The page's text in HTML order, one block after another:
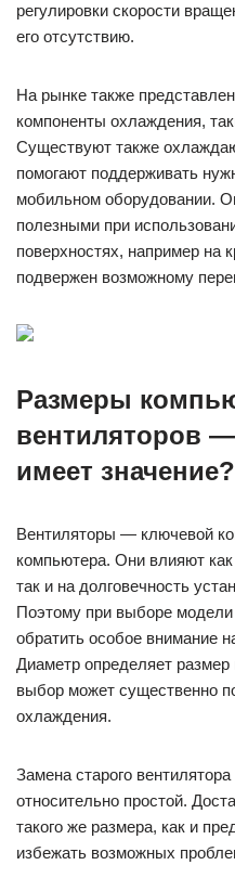
регулировки скорости
его отсутствию.
На рынке также
компоненты охлаждения,
Существуют также
помогают поддерживать
мобильном оборудовании.
полезными при
поверхностях, например на
подвержен возможному
Размеры
вентиляторов
имеет значение?
Вентиляторы — ключевой
компьютера. Они влияют как
так и на долговечность
Поэтому при выборе
обратить особое внимание
Диаметр определяет
выбор может существенно
охлаждения.
Замена старого
относительно простой.
такого же размера, как и
избежать возможных